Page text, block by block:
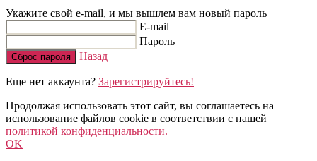
Укажите свой e-mail, и мы вышлем вам новый пароль
E-mail
Пароль
Сброс пароля Назад
Еще нет аккаунта? Зарегистрируйтесь!
Продолжая использовать этот сайт, вы соглашаетесь на
использование файлов cookie в соответствии с нашей
политикой конфиденциальности.
OK